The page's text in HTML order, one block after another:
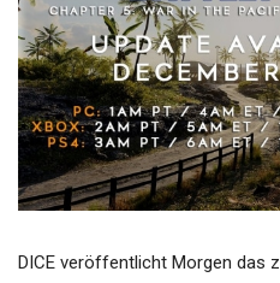
DICE veröffentlicht Morgen das